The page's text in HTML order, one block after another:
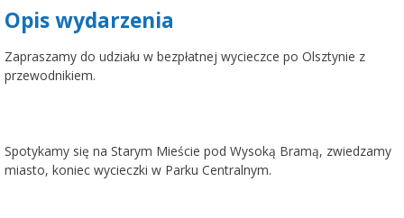
Opis wydarzenia
Zapraszamy do udziału w bezpłatnej wycieczce po Olsztynie z
przewodnikiem.
Spotykamy się na Starym Mieście pod Wysoką Bramą, zwiedzamy
miasto, koniec wycieczki w Parku Centralnym.